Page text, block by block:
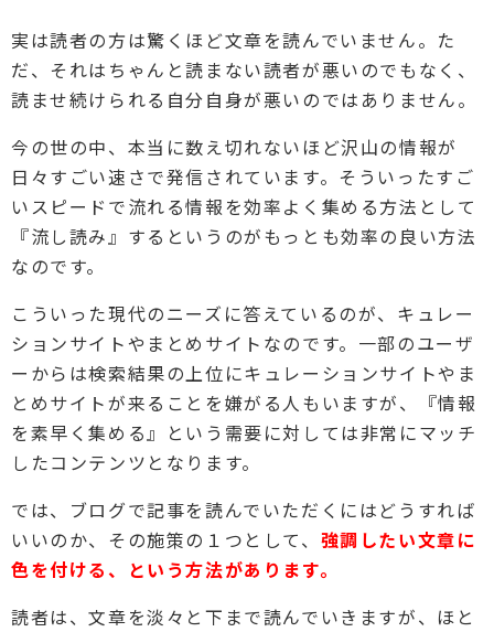
実は読者の方は驚くほど文章を読んでいません。た
だ、それはちゃんと読まない読者が悪いのでもなく、
読ませ続けられる自分自身が悪いのではありません。
今の世の中、本当に数え切れないほど沢山の情報が
日々すごい速さで発信されています。そういったすご
いスピードで流れる情報を効率よく集める方法として
『流し読み』するというのがもっとも効率の良い方法
なのです。
こういった現代のニーズに答えているのが、キュレー
ションサイトやまとめサイトなのです。一部のユーザ
ーからは検索結果の上位にキュレーションサイトやま
とめサイトが来ることを嫌がる人もいますが、『情報
を素早く集める』という需要に対しては非常にマッチ
したコンテンツとなります。
では、ブログで記事を読んでいただくにはどうすれば
いいのか、その施策の１つとして、 強調したい文章に
色を付ける、という方法があります。
読者は、文章を淡々と下まで読んでいきますが、ほと